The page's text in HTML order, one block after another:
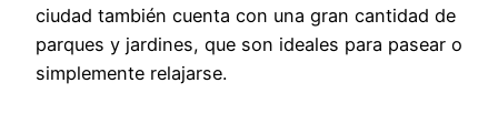
ciudad también cuenta con una gran cantidad de
parques y jardines, que son ideales para pasear o
simplemente relajarse.